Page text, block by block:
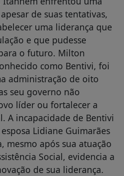
de suas tentativas,
uma liderança que
e que pudesse
o futuro. Milton
como Bentivi, foi
administração de oito
seu governo não
líder ou fortalecer a
A incapacidade de Bentivi
Lidiane Guimarães
mesmo após sua atuação
Social, evidencia a
de sua liderança.